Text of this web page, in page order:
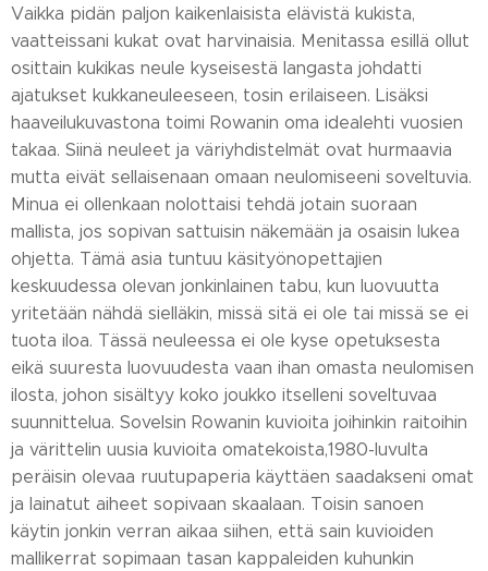
Vaikka pidän paljon kaikenlaisista elävistä kukista,
vaatteissani kukat ovat harvinaisia. Menitassa esillä ollut
osittain kukikas neule kyseisestä langasta johdatti
ajatukset kukkaneuleeseen, tosin erilaiseen. Lisäksi
haaveilukuvastona toimi Rowanin oma idealehti vuosien
takaa. Siinä neuleet ja väriyhdistelmät ovat hurmaavia
mutta eivät sellaisenaan omaan neulomiseeni soveltuvia.
Minua ei ollenkaan nolottaisi tehdä jotain suoraan
mallista, jos sopivan sattuisin näkemään ja osaisin lukea
ohjetta. Tämä asia tuntuu käsityönopettajien
keskuudessa olevan jonkinlainen tabu, kun luovuutta
yritetään nähdä sielläkin, missä sitä ei ole tai missä se ei
tuota iloa. Tässä neuleessa ei ole kyse opetuksesta
eikä suuresta luovuudesta vaan ihan omasta neulomisen
ilosta, johon sisältyy koko joukko itselleni soveltuvaa
suunnittelua. Sovelsin Rowanin kuvioita joihinkin raitoihin
ja värittelin uusia kuvioita omatekoista,1980-luvulta
peräisin olevaa ruutupaperia käyttäen saadakseni omat
ja lainatut aiheet sopivaan skaalaan. Toisin sanoen
käytin jonkin verran aikaa siihen, että sain kuvioiden
mallikerrat sopimaan tasan kappaleiden kuhunkin